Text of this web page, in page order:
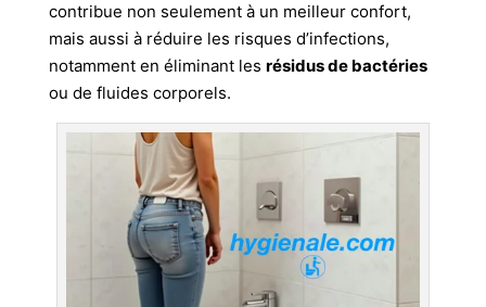
contribue non seulement à un meilleur confort,
mais aussi à réduire les risques d’infections,
notamment en éliminant les résidus de bactéries
ou de fluides corporels.